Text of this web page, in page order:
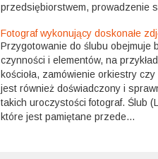
przedsiębiorstwem, prowadzenie
Fotograf wykonujący doskonałe
Przygotowanie do ślubu obejmuje
czynności i elementów, na
kościoła, zamówienie orkiestry
jest również doświadczony i
takich uroczystości fotograf. Ślub
które jest pamiętane przede...